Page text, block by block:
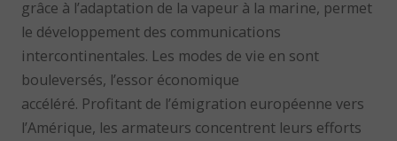
grâce à l’adaptation de la vapeur à la marine, permet
le développement des communications
intercontinentales. Les modes de vie en sont
bouleversés, l’essor économique
accéléré. Profitant de l’émigration européenne vers
l’Amérique, les armateurs concentrent leurs efforts